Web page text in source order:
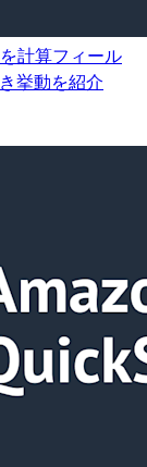
計算フィール
挙動を紹介